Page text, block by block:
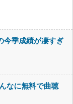
今季成績が凄すぎ
なに無料で曲聴